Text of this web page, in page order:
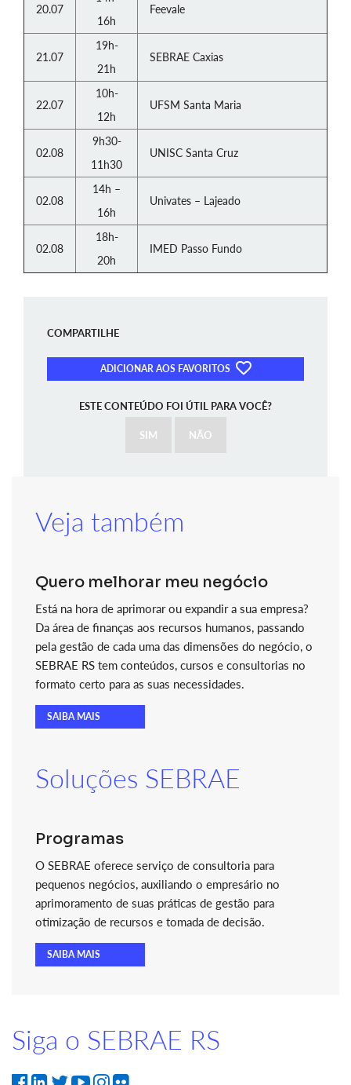
20.07
16h
Feevale
21.07
19h-
21h
SEBRAE Caxias
22.07
10h-
12h
UFSM Santa Maria
02.08
9h30-
11h30
UNISC Santa Cruz
02.08
14h –
16h
Univates – Lajeado
02.08
18h-
20h
IMED Passo Fundo
COMPARTILHE
ADICIONAR AOS FAVORITOS
ESTE CONTEÚDO FOI ÚTIL PARA VOCÊ?
SIM NÃO
Veja também
Quero melhorar meu negócio
Está na hora de aprimorar ou expandir a sua empresa?
Da área de finanças aos recursos humanos, passando
pela gestão de cada uma das dimensões do negócio, o
SEBRAE RS tem conteúdos, cursos e consultorias no
formato certo para as suas necessidades.
SAIBA MAIS
Soluções SEBRAE
Programas
O SEBRAE oferece serviço de consultoria para
pequenos negócios, auxiliando o empresário no
aprimoramento de suas práticas de gestão para
otimização de recursos e tomada de decisão.
SAIBA MAIS
Siga o SEBRAE RS